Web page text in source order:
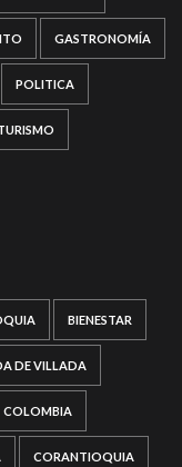
GASTRONOMÍA
POLITICA
BIENESTAR
DE VILLADA
COLOMBIA
CORANTIOQUIA